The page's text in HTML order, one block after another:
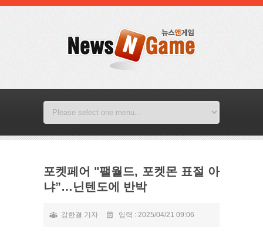
포켓페어 "팰월드, 포켓몬 표절 아
냐”…닌텐도에 반박
강한결 기자 입력 : 2025/04/21 09:06